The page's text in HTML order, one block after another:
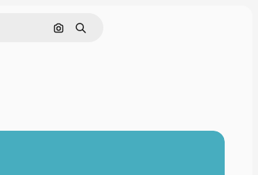
Pesquisar por imagem
Buscar